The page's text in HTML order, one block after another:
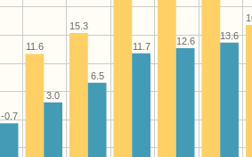
15.3
11.6
13.6
12.6
11.7
6.5
3.0
-0.7